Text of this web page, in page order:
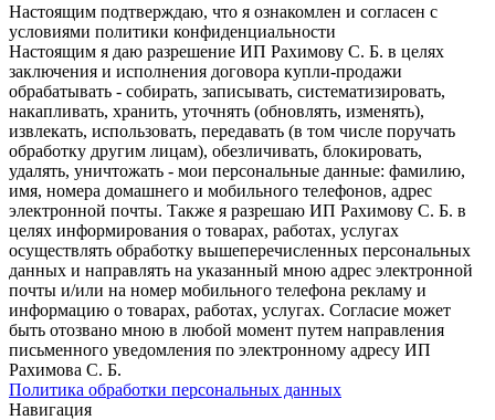
Настоящим подтверждаю, что я ознакомлен и согласен с
условиями политики конфиденциальности
Настоящим я даю разрешение ИП Рахимову С. Б. в целях
заключения и исполнения договора купли-продажи
обрабатывать - собирать, записывать, систематизировать,
накапливать, хранить, уточнять (обновлять, изменять),
извлекать, использовать, передавать (в том числе поручать
обработку другим лицам), обезличивать, блокировать,
удалять, уничтожать - мои персональные данные: фамилию,
имя, номера домашнего и мобильного телефонов, адрес
электронной почты. Также я разрешаю ИП Рахимову С. Б. в
целях информирования о товарах, работах, услугах
осуществлять обработку вышеперечисленных персональных
данных и направлять на указанный мною адрес электронной
почты и/или на номер мобильного телефона рекламу и
информацию о товарах, работах, услугах. Согласие может
быть отозвано мною в любой момент путем направления
письменного уведомления по электронному адресу ИП
Рахимова С. Б.
Политика обработки персональных данных
Навигация